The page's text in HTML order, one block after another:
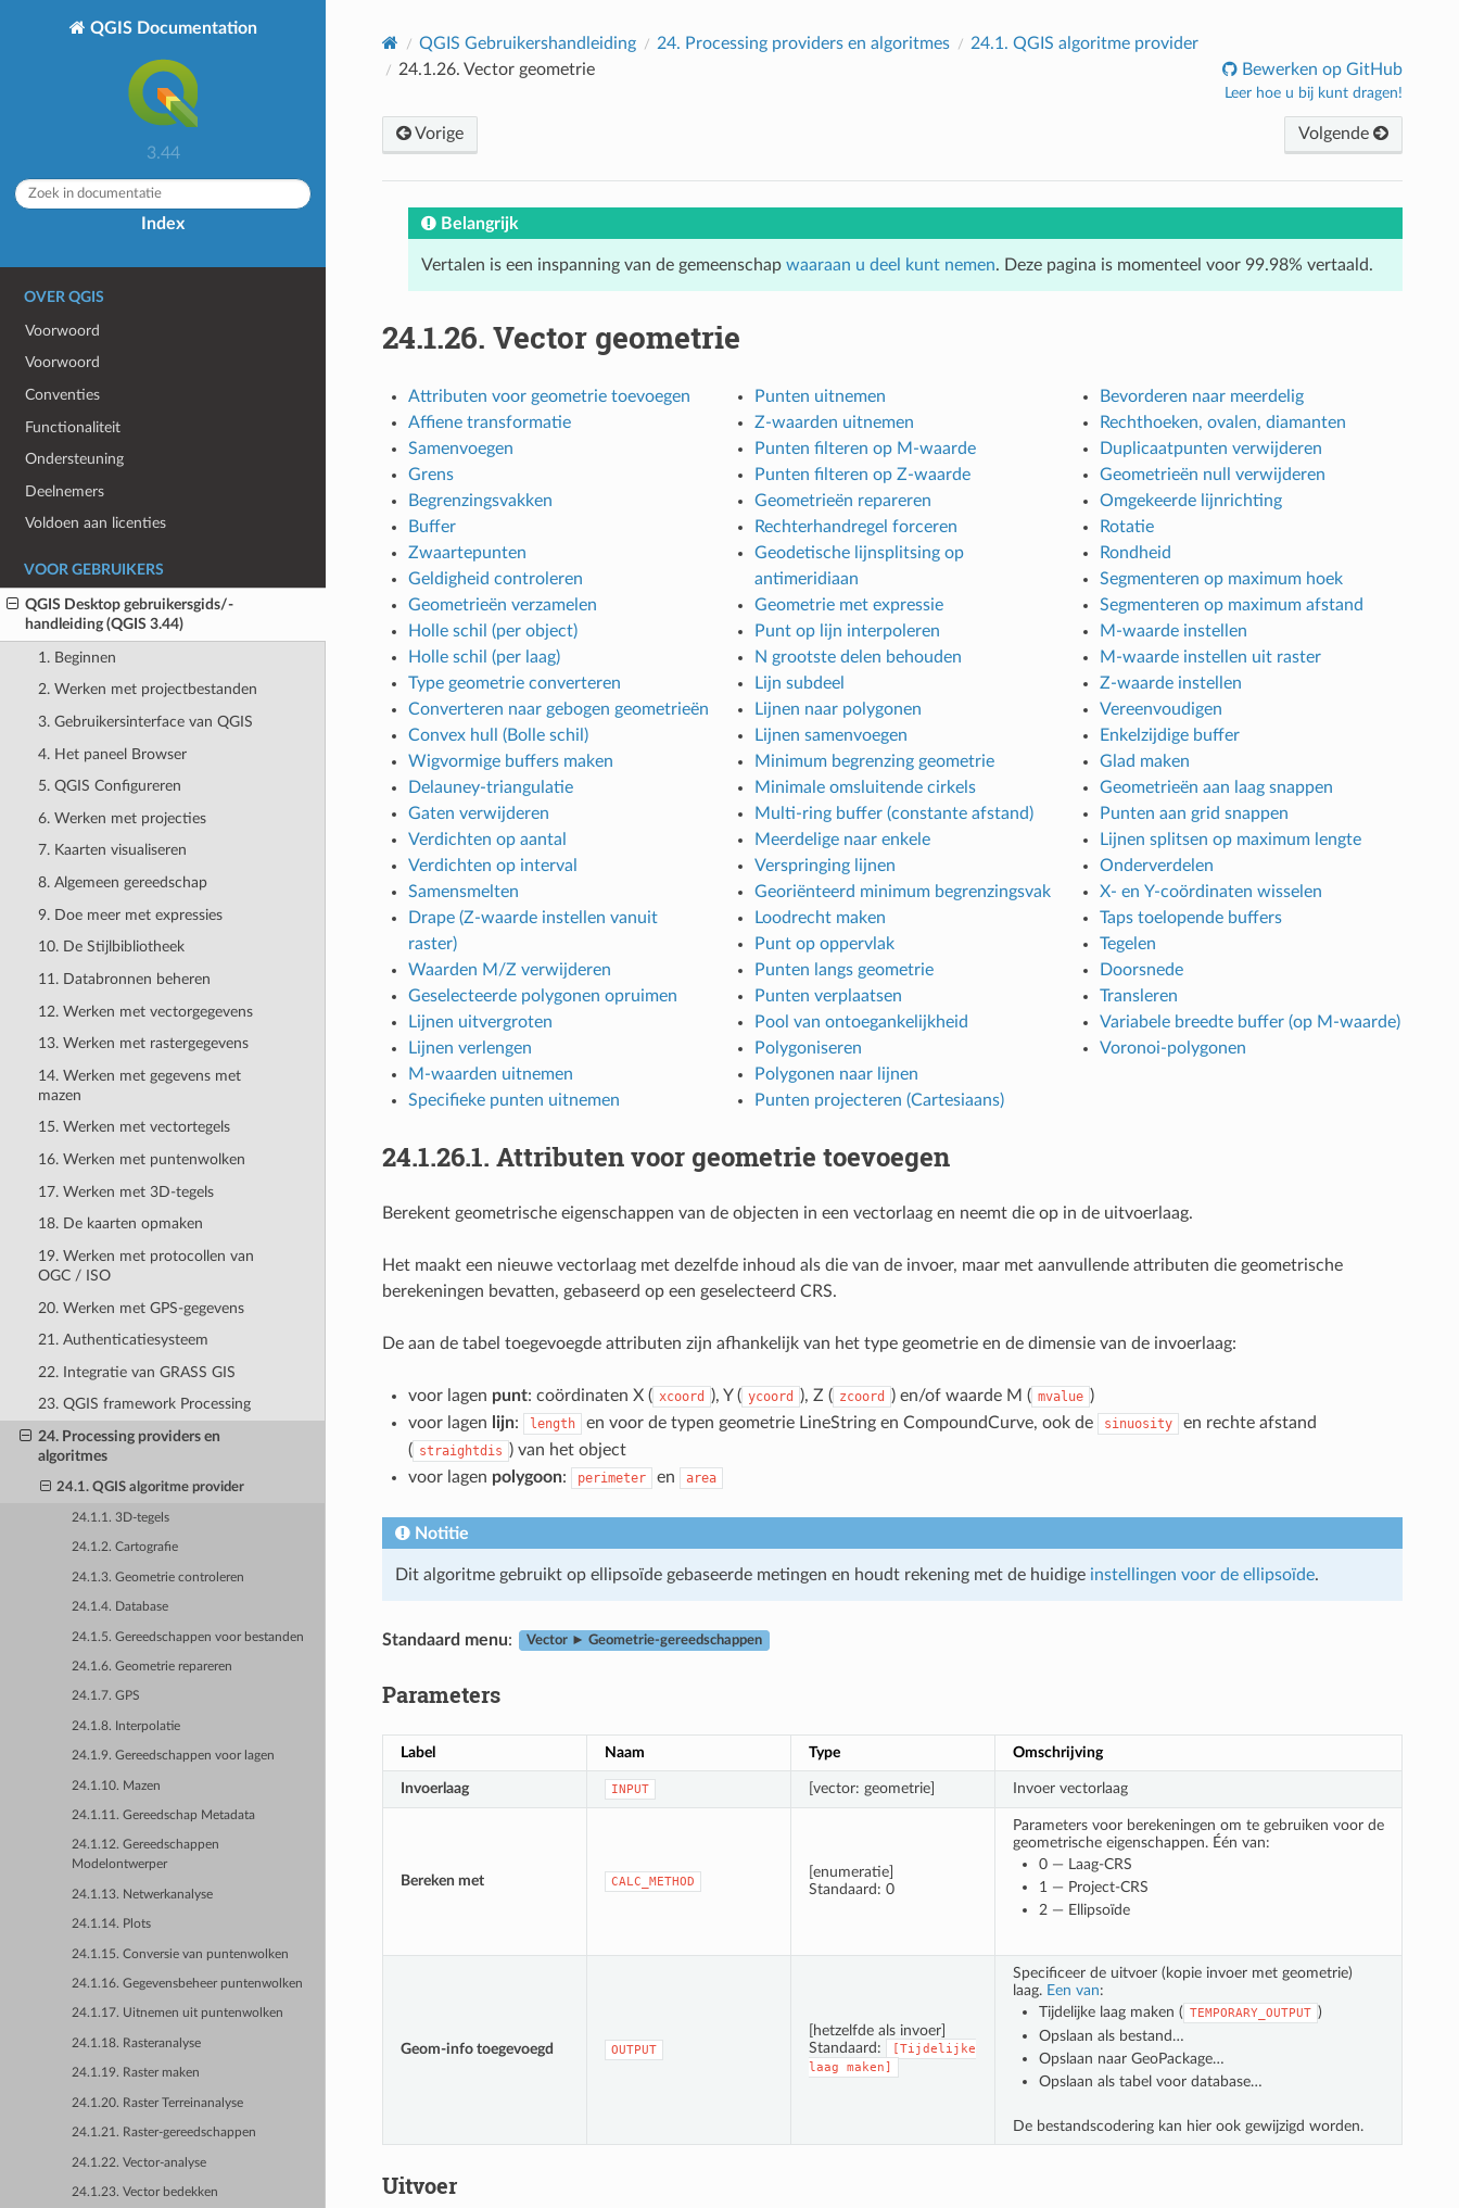
QGIS Documentation
3.44
Index
OVER QGIS
Voorwoord
Voorwoord
Conventies
Functionaliteit
Ondersteuning
Deelnemers
Voldoen aan licenties
VOOR GEBRUIKERS
QGIS Desktop gebruikersgids/-
handleiding (QGIS 3.44)
1. Beginnen
2. Werken met projectbestanden
3. Gebruikersinterface van QGIS
4. Het paneel Browser
5. QGIS Configureren
6. Werken met projecties
7. Kaarten visualiseren
8. Algemeen gereedschap
9. Doe meer met expressies
10. De Stijlbibliotheek
11. Databronnen beheren
12. Werken met vectorgegevens
13. Werken met rastergegevens
14. Werken met gegevens met
mazen
15. Werken met vectortegels
16. Werken met puntenwolken
17. Werken met 3D-tegels
18. De kaarten opmaken
19. Werken met protocollen van
OGC / ISO
20. Werken met GPS-gegevens
21. Authenticatiesysteem
22. Integratie van GRASS GIS
23. QGIS framework Processing
24. Processing providers en
algoritmes
24.1. QGIS algoritme provider
24.1.1. 3D-tegels
24.1.2. Cartografie
24.1.3. Geometrie controleren
24.1.4. Database
24.1.5. Gereedschappen voor bestanden
24.1.6. Geometrie repareren
24.1.7. GPS
24.1.8. Interpolatie
24.1.9. Gereedschappen voor lagen
24.1.10. Mazen
24.1.11. Gereedschap Metadata
24.1.12. Gereedschappen
Modelontwerper
24.1.13. Netwerkanalyse
24.1.14. Plots
24.1.15. Conversie van puntenwolken
24.1.16. Gegevensbeheer puntenwolken
24.1.17. Uitnemen uit puntenwolken
24.1.18. Rasteranalyse
24.1.19. Raster maken
24.1.20. Raster Terreinanalyse
24.1.21. Raster-gereedschappen
24.1.22. Vector-analyse
24.1.23. Vector bedekken
QGIS Gebruikershandleiding 24. Processing providers en algoritmes 24.1. QGIS algoritme provider
24.1.26. Vector geometrie Bewerken op GitHub
Leer hoe u bij kunt dragen!
Vorige Volgende
Belangrijk
Vertalen is een inspanning van de gemeenschap waaraan u deel kunt nemen. Deze pagina is momenteel voor 99.98% vertaald.
24.1.26. Vector geometrie
Attributen voor geometrie toevoegen
Affiene transformatie
Samenvoegen
Grens
Begrenzingsvakken
Buffer
Zwaartepunten
Geldigheid controleren
Geometrieën verzamelen
Holle schil (per object)
Holle schil (per laag)
Type geometrie converteren
Converteren naar gebogen geometrieën
Convex hull (Bolle schil)
Wigvormige buffers maken
Delauney-triangulatie
Gaten verwijderen
Verdichten op aantal
Verdichten op interval
Samensmelten
Drape (Z-waarde instellen vanuit
raster)
Waarden M/Z verwijderen
Geselecteerde polygonen opruimen
Lijnen uitvergroten
Lijnen verlengen
M-waarden uitnemen
Specifieke punten uitnemen
Punten uitnemen
Z-waarden uitnemen
Punten filteren op M-waarde
Punten filteren op Z-waarde
Geometrieën repareren
Rechterhandregel forceren
Geodetische lijnsplitsing op
antimeridiaan
Geometrie met expressie
Punt op lijn interpoleren
N grootste delen behouden
Lijn subdeel
Lijnen naar polygonen
Lijnen samenvoegen
Minimum begrenzing geometrie
Minimale omsluitende cirkels
Multi-ring buffer (constante afstand)
Meerdelige naar enkele
Verspringing lijnen
Georiënteerd minimum begrenzingsvak
Loodrecht maken
Punt op oppervlak
Punten langs geometrie
Punten verplaatsen
Pool van ontoegankelijkheid
Polygoniseren
Polygonen naar lijnen
Punten projecteren (Cartesiaans)
Bevorderen naar meerdelig
Rechthoeken, ovalen, diamanten
Duplicaatpunten verwijderen
Geometrieën null verwijderen
Omgekeerde lijnrichting
Rotatie
Rondheid
Segmenteren op maximum hoek
Segmenteren op maximum afstand
M-waarde instellen
M-waarde instellen uit raster
Z-waarde instellen
Vereenvoudigen
Enkelzijdige buffer
Glad maken
Geometrieën aan laag snappen
Punten aan grid snappen
Lijnen splitsen op maximum lengte
Onderverdelen
X- en Y-coördinaten wisselen
Taps toelopende buffers
Tegelen
Doorsnede
Transleren
Variabele breedte buffer (op M-waarde)
Voronoi-polygonen
24.1.26.1. Attributen voor geometrie toevoegen
Berekent geometrische eigenschappen van de objecten in een vectorlaag en neemt die op in de uitvoerlaag.
Het maakt een nieuwe vectorlaag met dezelfde inhoud als die van de invoer, maar met aanvullende attributen die geometrische
berekeningen bevatten, gebaseerd op een geselecteerd CRS.
De aan de tabel toegevoegde attributen zijn afhankelijk van het type geometrie en de dimensie van de invoerlaag:
voor lagen punt: coördinaten X ( xcoord ), Y ( ycoord ), Z ( zcoord ) en/of waarde M ( mvalue )
voor lagen lijn: length en voor de typen geometrie LineString en CompoundCurve, ook de sinuosity
en rechte afstand
( straightdis ) van het object
voor lagen polygoon: perimeter en area
Notitie
Dit algoritme gebruikt op ellipsoïde gebaseerde metingen en houdt rekening met de huidige instellingen voor de ellipsoïde.
Standaard menu: Vector ► Geometrie-gereedschappen
Parameters
Label Naam Type Omschrijving
Invoerlaag INPUT [vector: geometrie] Invoer vectorlaag
Bereken met CALC_METHOD
[enumeratie]
Standaard: 0
Parameters voor berekeningen om te gebruiken voor de
geometrische eigenschappen. Één van:
0 — Laag-CRS
1 — Project-CRS
2 — Ellipsoïde
Geom-info toegevoegd OUTPUT
[hetzelfde als invoer]
Standaard:
[Tijdelijke
laag
maken]
Specificeer de uitvoer (kopie invoer met geometrie)
laag. Een van:
Tijdelijke laag maken ( TEMPORARY_OUTPUT )
Opslaan als bestand…
Opslaan naar GeoPackage…
Opslaan als tabel voor database…
De bestandscodering kan hier ook gewijzigd worden.
Uitvoer